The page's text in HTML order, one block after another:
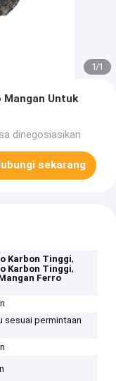
1/1
Mangan Untuk
dinegosiasikan
sekarang
Karbon Tinggi,
Karbon Tinggi,
Ferro
sesuai permintaan